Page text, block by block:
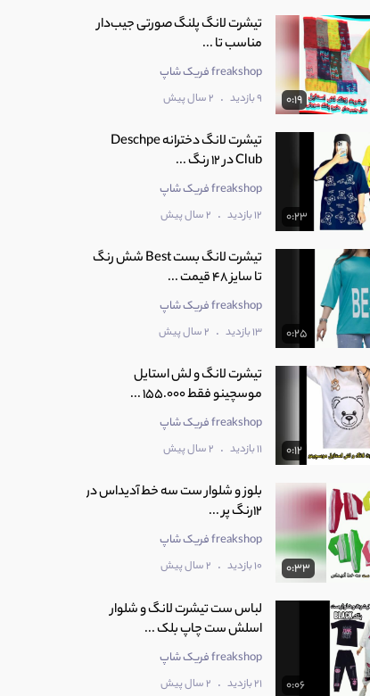
0:19
تیشرت لانگ پلنگ صورتی جیب‌دار
مناسب تا ...
freakshop فریک شاپ
9 بازدید . 2 سال پیش
0:23
تیشرت لانگ دخترانه Deschpe
Club در 12 رنگ ...
freakshop فریک شاپ
12 بازدید . 2 سال پیش
0:25
تیشرت لانگ بست Best شش رنگ
تا سایز 48 قیمت ...
freakshop فریک شاپ
13 بازدید . 2 سال پیش
0:12
تیشرت لانگ و لش استایل
موسچینو فقط 155.000 ...
freakshop فریک شاپ
11 بازدید . 2 سال پیش
0:33
بلوز و شلوار ست سه خط آدیداس در
12رنگ پر ...
freakshop فریک شاپ
10 بازدید . 2 سال پیش
0:06
لباس ست تیشرت لانگ و شلوار
اسلش ست چاپ بلک ...
freakshop فریک شاپ
21 بازدید . 2 سال پیش